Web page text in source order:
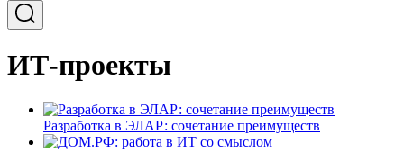
ИТ-проекты
Разработка в ЭЛАР: сочетание преимуществ